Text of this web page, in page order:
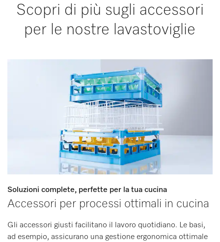
Scopri di più sugli accessori
per le nostre lavastoviglie
Soluzioni complete, perfette per la tua cucina
Accessori per processi ottimali in cucina
Gli accessori giusti facilitano il lavoro quotidiano. Le basi,
ad esempio, assicurano una gestione ergonomica ottimale